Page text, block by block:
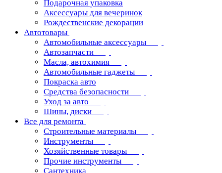
Подарочная упаковка
Аксессуары для вечеринок
Рождественские декорации
Автотовары
Автомобильные аксессуары
Автозапчасти
Масла, автохимия
Автомобильные гаджеты
Покраска авто
Средства безопасности
Уход за авто
Шины, диски
Все для ремонта
Строительные материалы
Инструменты
Хозяйственные товары
Прочие инструменты
Сантехника